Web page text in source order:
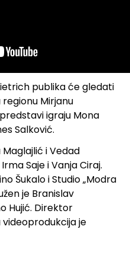
publika će gledati
Mirjanu
igraju Mona
Salković.
i Vedad
Saje i Vanja Ciraj.
Šukalo i Studio „Modra
je Branislav
Hujić. Direktor
je